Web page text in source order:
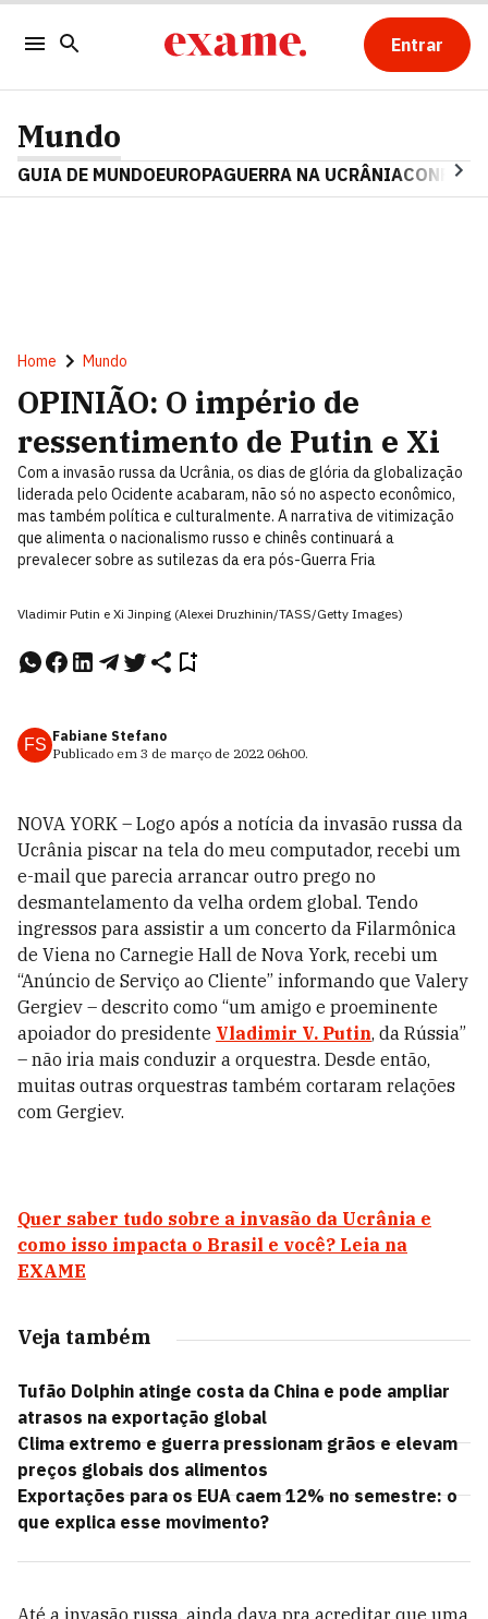
Entrar
Mundo
GUIA DE MUNDOEUROPAGUERRA NA UCRÂNIA
Home Mundo
OPINIÃO: O império de
ressentimento de Putin e Xi
Com a invasão russa da Ucrânia, os dias de glória da globalização
liderada pelo Ocidente acabaram, não só no aspecto econômico,
mas também política e culturalmente. A narrativa de vitimização
que alimenta o nacionalismo russo e chinês continuará a
prevalecer sobre as sutilezas da era pós-Guerra Fria
Vladimir Putin e Xi Jinping (Alexei Druzhinin/TASS/Getty Images)
FS Fabiane Stefano
Publicado em 3 de março de 2022 06h00.
NOVA YORK – Logo após a notícia da invasão russa da
Ucrânia piscar na tela do meu computador, recebi um
e-mail que parecia arrancar outro prego no
desmantelamento da velha ordem global. Tendo
ingressos para assistir a um concerto da Filarmônica
de Viena no Carnegie Hall de Nova York, recebi um
“Anúncio de Serviço ao Cliente” informando que Valery
Gergiev – descrito como “um amigo e proeminente
apoiador do presidente Vladimir V. Putin, da Rússia”
– não iria mais conduzir a orquestra. Desde então,
muitas outras orquestras também cortaram relações
com Gergiev.
Quer saber tudo sobre a invasão da Ucrânia e
como isso impacta o Brasil e você? Leia na
EXAME
Veja também
Tufão Dolphin atinge costa da China e pode ampliar
atrasos na exportação global
Clima extremo e guerra pressionam grãos e elevam
preços globais dos alimentos
Exportações para os EUA caem 12% no semestre: o
que explica esse movimento?
Até a invasão russa, ainda dava pra acreditar que uma